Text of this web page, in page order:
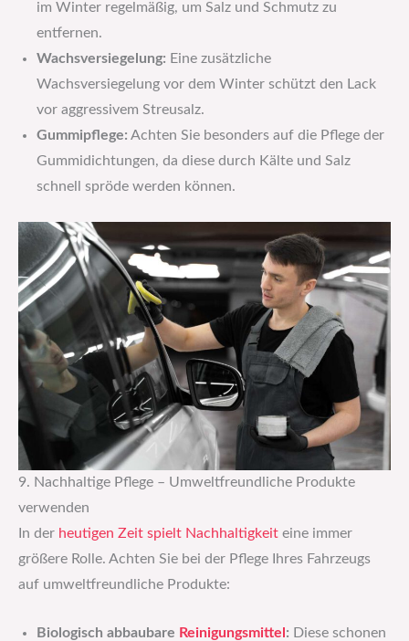
im Winter regelmäßig, um Salz und Schmutz zu
entfernen.
Wachsversiegelung: Eine zusätzliche
Wachsversiegelung vor dem Winter schützt den Lack
vor aggressivem Streusalz.
Gummipflege: Achten Sie besonders auf die Pflege der
Gummidichtungen, da diese durch Kälte und Salz
schnell spröde werden können.
9. Nachhaltige Pflege – Umweltfreundliche Produkte
verwenden
In der heutigen Zeit spielt Nachhaltigkeit eine immer
größere Rolle. Achten Sie bei der Pflege Ihres Fahrzeugs
auf umweltfreundliche Produkte:
Biologisch abbaubare Reinigungsmittel : Diese schonen